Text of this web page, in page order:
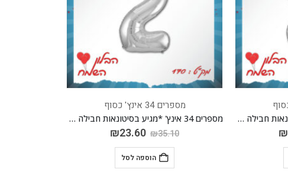
מספרים 34 אינץ' *מגיע בסיטונאות חבילה של 5 יח'*
₪
מספרים 34 אינץ' כסוף
מספרים 34 אינץ' *מגיע בסיטונאות חבילה של 5 יח'*
₪35.10
₪23.60
הוספה לסל